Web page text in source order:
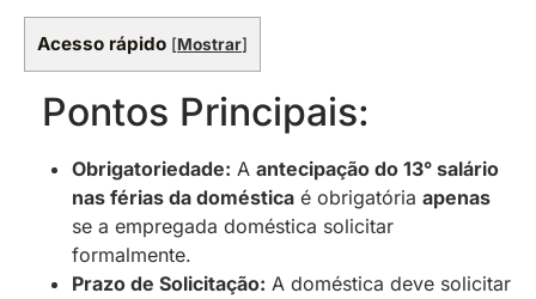
Acesso rápido [Mostrar]
Pontos Principais:
Obrigatoriedade: A antecipação do 13° salário
nas férias da doméstica é obrigatória apenas
se a empregada doméstica solicitar
formalmente.
Prazo de Solicitação: A doméstica deve solicitar